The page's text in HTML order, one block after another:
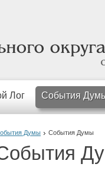
Лог События
Думы События Думы